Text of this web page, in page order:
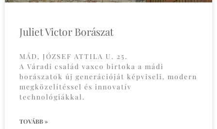
Juliet Victor Borászat
MÁD, JÓZSEF ATTILA U. 25.
A Váradi család vaxco birtoka a mádi
borászatok új generációját képviseli, modern
megközelítéssel és innovatív
technológiákkal.
TOVÁBB »